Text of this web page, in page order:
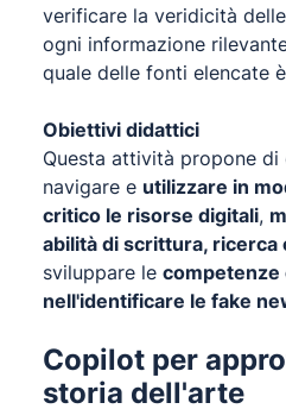
verificare la veridicità
ogni informazione
quale delle fonti elencate
Obiettivi didattici
Questa attività propone
navigare e utilizzare in
critico le risorse digitali,
abilità di scrittura, ricerca
sviluppare le competenze
nell'identificare le fake
Copilot per
storia dell'arte